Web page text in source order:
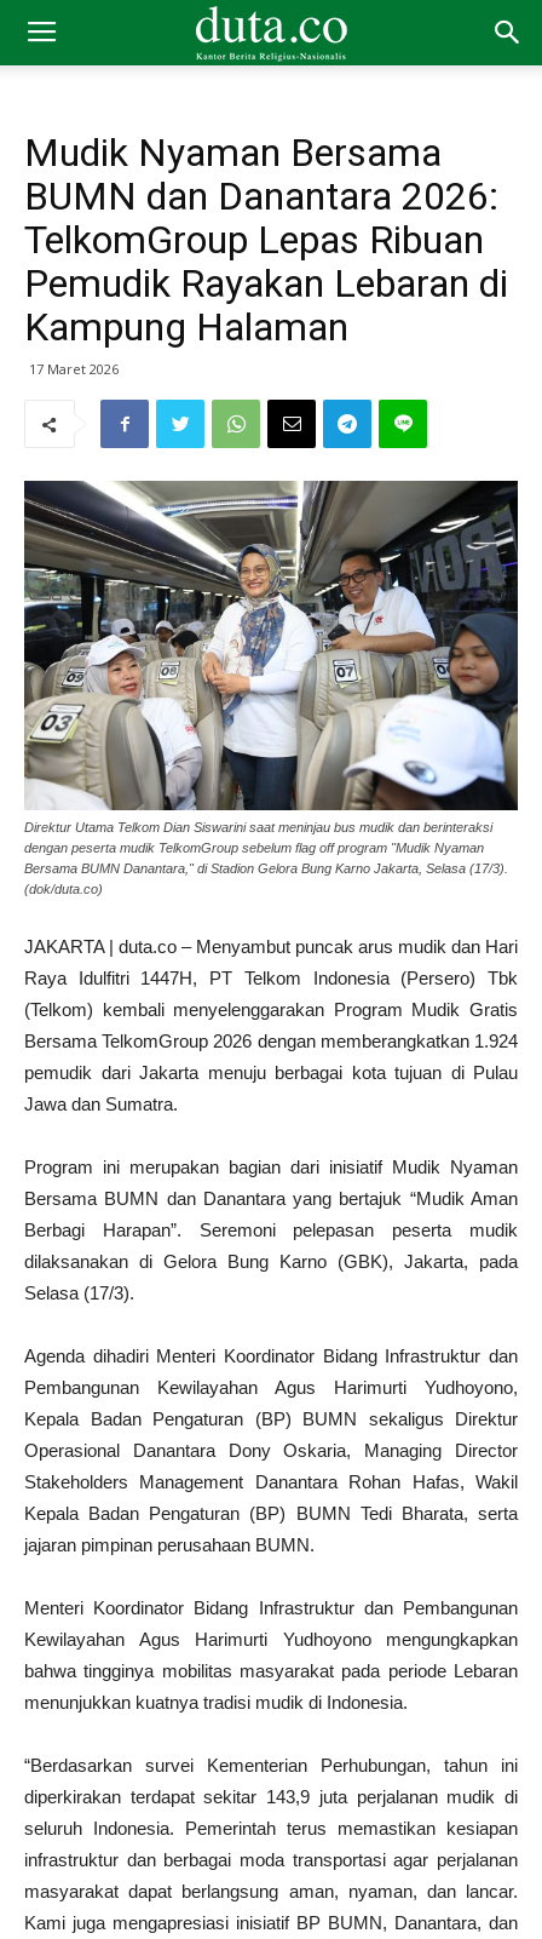
Mudik Nyaman Bersama
BUMN dan Danantara 2026:
TelkomGroup Lepas Ribuan
Pemudik Rayakan Lebaran di
Kampung Halaman
17 Maret 2026
Direktur Utama Telkom Dian Siswarini saat meninjau bus mudik dan berinteraksi
dengan peserta mudik TelkomGroup sebelum flag off program "Mudik Nyaman
Bersama BUMN Danantara," di Stadion Gelora Bung Karno Jakarta, Selasa (17/3).
(dok/duta.co)
JAKARTA | duta.co – Menyambut puncak arus mudik dan Hari
Raya Idulfitri 1447H, PT Telkom Indonesia (Persero) Tbk
(Telkom) kembali menyelenggarakan Program Mudik Gratis
Bersama TelkomGroup 2026 dengan memberangkatkan 1.924
pemudik dari Jakarta menuju berbagai kota tujuan di Pulau
Jawa dan Sumatra.
Program ini merupakan bagian dari inisiatif Mudik Nyaman
Bersama BUMN dan Danantara yang bertajuk “Mudik Aman
Berbagi Harapan”. Seremoni pelepasan peserta mudik
dilaksanakan di Gelora Bung Karno (GBK), Jakarta, pada
Selasa (17/3).
Agenda dihadiri Menteri Koordinator Bidang Infrastruktur dan
Pembangunan Kewilayahan Agus Harimurti Yudhoyono,
Kepala Badan Pengaturan (BP) BUMN sekaligus Direktur
Operasional Danantara Dony Oskaria, Managing Director
Stakeholders Management Danantara Rohan Hafas, Wakil
Kepala Badan Pengaturan (BP) BUMN Tedi Bharata, serta
jajaran pimpinan perusahaan BUMN.
Menteri Koordinator Bidang Infrastruktur dan Pembangunan
Kewilayahan Agus Harimurti Yudhoyono mengungkapkan
bahwa tingginya mobilitas masyarakat pada periode Lebaran
menunjukkan kuatnya tradisi mudik di Indonesia.
“Berdasarkan survei Kementerian Perhubungan, tahun ini
diperkirakan terdapat sekitar 143,9 juta perjalanan mudik di
seluruh Indonesia. Pemerintah terus memastikan kesiapan
infrastruktur dan berbagai moda transportasi agar perjalanan
masyarakat dapat berlangsung aman, nyaman, dan lancar.
Kami juga mengapresiasi inisiatif BP BUMN, Danantara, dan